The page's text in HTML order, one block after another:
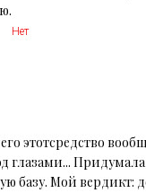
Нет
этотсредство
глазами...
базу. Мой вердикт: